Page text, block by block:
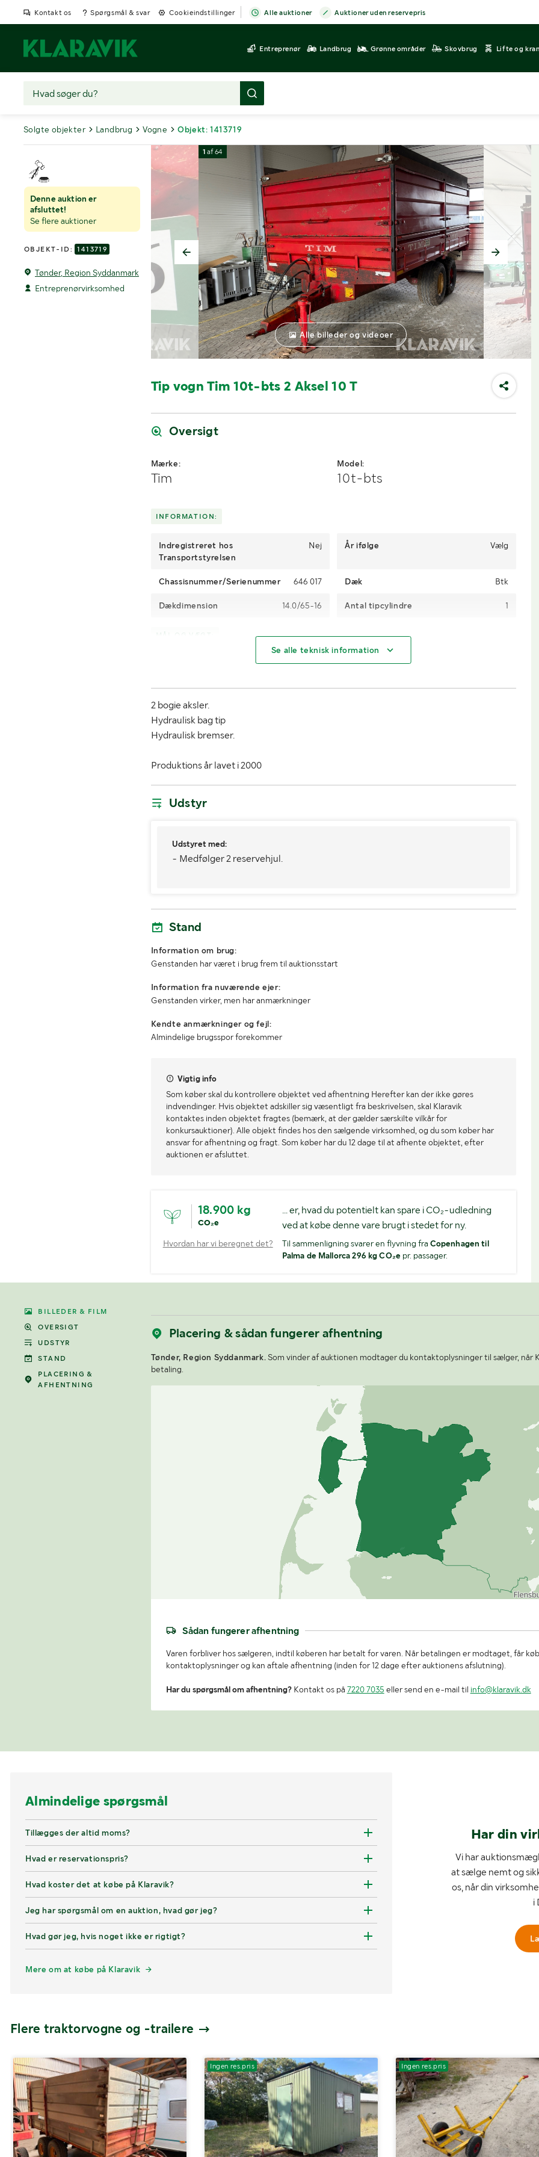
Kontakt os Spørgsmål & svar Cookieindstillinger Alle auktioner Auktioner uden reservepris
Entreprenør Landbrug Grønne områder Skovbrug Lifte og
Solgte objekter Landbrug Vogne Objekt: 1413719
Denne auktion er
afsluttet!
Se flere auktioner
OBJEKT-ID: 1413719
Tønder, Region Syddanmark
Entreprenørvirksomhed
BILLEDER & FILM
OVERSIGT
UDSTYR
STAND
PLACERING &
AFHENTNING
1 af64
Alle billeder og videoer
Tip vogn Tim 10t-bts 2 Aksel 10 T
Oversigt
Mærke:
Tim
Model:
10t-bts
INFORMATION:
Indregistreret hos
Transportstyrelsen
Nej År ifølge Vælg
Chassisnummer/Serienummer 646 017 Dæk Btk
Dækdimension 14.0/65-16 Antal tipcylindre 1
MÅL OG VÆGT:
3000 Længde (m)
Bredde (m) 2,38 Højde (m) 2,55
Ladlængde (m)
Læmhøjde (m)
Se alle teknisk information
2 bogie aksler.
Hydraulisk bag tip
Hydraulisk bremser.
Produktions år lavet i 2000
Udstyr
Udstyret med:
- Medfølger 2 reservehjul.
Stand
Information om brug:
Genstanden har været i brug frem til auktionsstart
Information fra nuværende ejer:
Genstanden virker, men har anmærkninger
Kendte anmærkninger og fejl:
Almindelige brugsspor forekommer
Vigtig info
Som køber skal du kontrollere objektet ved afhentning Herefter kan der ikke gøres
indvendinger. Hvis objektet adskiller sig væsentligt fra beskrivelsen, skal Klaravik
kontaktes inden objektet fragtes (bemærk, at der gælder særskilte vilkår for
konkursauktioner). Alle objekt findes hos den sælgende virksomhed, og du som køber har
ansvar for afhentning og fragt. Som køber har du 12 dage til at afhente objektet, efter
auktionen er afsluttet.
18.900 kg
CO₂e
Hvordan har vi beregnet det?
... er, hvad du potentielt kan spare i CO₂-udledning
ved at købe denne vare brugt i stedet for ny.
Til sammenligning svarer en flyvning fra Copenhagen til
Palma de Mallorca 296 kg CO₂e pr. passager.
Placering & sådan fungerer afhentning
Tønder, Region Syddanmark.Som vinder af auktionen modtager du kontaktoplysninger til sælger, når
betaling.
Sådan fungerer afhentning
Varen forbliver hos sælgeren, indtil køberen har betalt for varen. Når betalingen er modtaget, får
kontaktoplysninger og kan aftale afhentning (inden for 12 dage efter auktionens afslutning).
Har du spørgsmål om afhentning?Kontakt os på 7220 7035 eller send en e-mail til info@klaravik.dk
Almindelige spørgsmål
Tillægges der altid moms?
Hvad er reservationspris?
Hvad koster det at købe på Klaravik?
Jeg har spørgsmål om en auktion, hvad gør jeg?
Hvad gør jeg, hvis noget ikke er rigtigt?
Mere om at købe på Klaravik
Har din
Vi har
at sælge nemt og
os, når din
i
Flere traktorvogne og -trailere
Ingen res.pris Ingen res.pris